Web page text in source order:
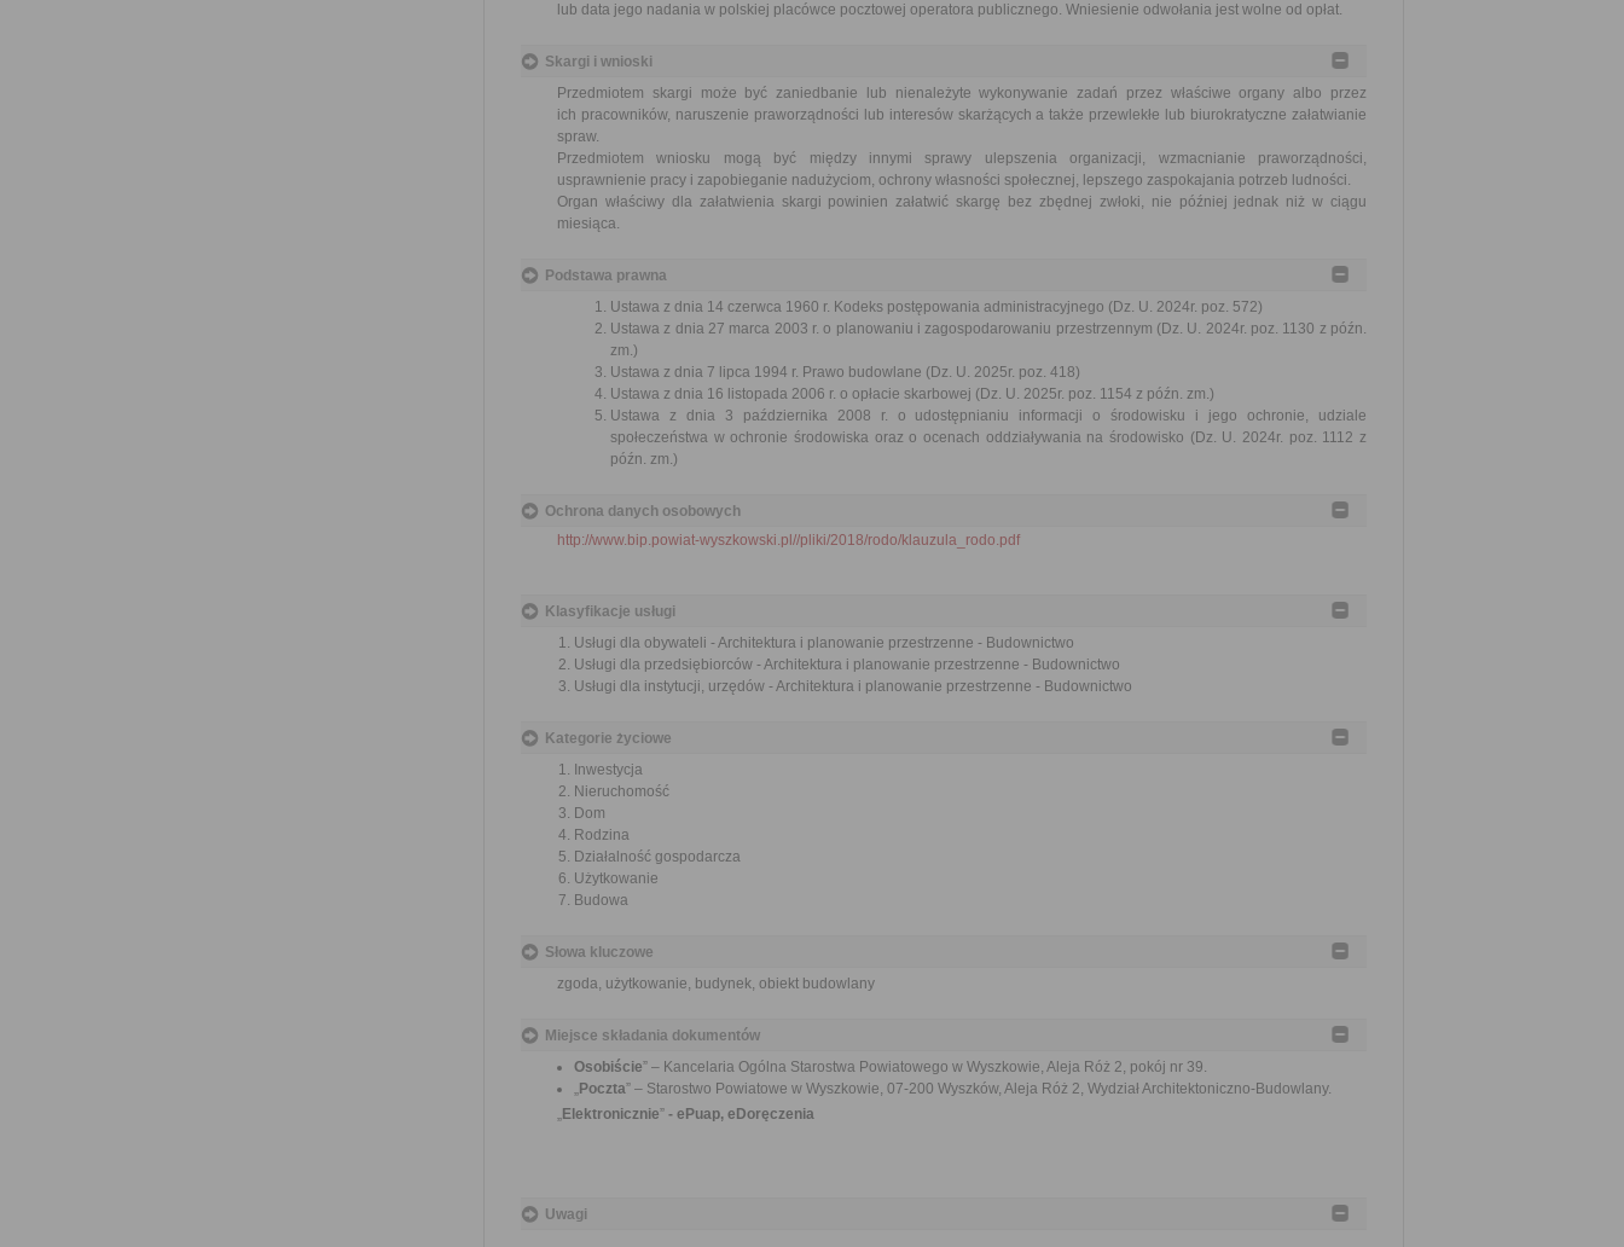
lub data jego nadania w polskiej placówce pocztowej operatora publicznego. Wniesienie odwołania jest wolne od opłat.
Skargi i wnioski
Przedmiotem skargi może być zaniedbanie lub nienależyte wykonywanie zadań przez właściwe organy albo przez
ich pracowników, naruszenie praworządności lub interesów skarżących a także przewlekłe lub biurokratyczne załatwianie
spraw.
Przedmiotem wniosku mogą być między innymi sprawy ulepszenia organizacji, wzmacnianie praworządności,
usprawnienie pracy i zapobieganie nadużyciom, ochrony własności społecznej, lepszego zaspokajania potrzeb ludności.
Organ właściwy dla załatwienia skargi powinien załatwić skargę bez zbędnej zwłoki, nie później jednak niż w ciągu
miesiąca.
Podstawa prawna
Ustawa z dnia 14 czerwca 1960 r. Kodeks postępowania administracyjnego (Dz. U. 2024r. poz. 572)
Ustawa z dnia 27 marca 2003 r. o planowaniu i zagospodarowaniu przestrzennym (Dz. U. 2024r. poz. 1130 z późn.
zm.)
Ustawa z dnia 7 lipca 1994 r. Prawo budowlane (Dz. U. 2025r. poz. 418)
Ustawa z dnia 16 listopada 2006 r. o opłacie skarbowej (Dz. U. 2025r. poz. 1154 z późn. zm.)
Ustawa z dnia 3 października 2008 r. o udostępnianiu informacji o środowisku i jego ochronie, udziale
społeczeństwa w ochronie środowiska oraz o ocenach oddziaływania na środowisko (Dz. U. 2024r. poz. 1112 z
późn. zm.)
Ochrona danych osobowych
http://www.bip.powiat-wyszkowski.pl//pliki/2018/rodo/klauzula_rodo.pdf
Klasyfikacje usługi
Usługi dla obywateli - Architektura i planowanie przestrzenne - Budownictwo
Usługi dla przedsiębiorców - Architektura i planowanie przestrzenne - Budownictwo
Usługi dla instytucji, urzędów - Architektura i planowanie przestrzenne - Budownictwo
Kategorie życiowe
Inwestycja
Nieruchomość
Dom
Rodzina
Działalność gospodarcza
Użytkowanie
Budowa
Słowa kluczowe
zgoda, użytkowanie, budynek, obiekt budowlany
Miejsce składania dokumentów
Osobiście” – Kancelaria Ogólna Starostwa Powiatowego w Wyszkowie, Aleja Róż 2, pokój nr 39.
„Poczta” – Starostwo Powiatowe w Wyszkowie, 07-200 Wyszków, Aleja Róż 2, Wydział Architektoniczno-Budowlany.
„Elektronicznie” - ePuap, eDoręczenia
Uwagi